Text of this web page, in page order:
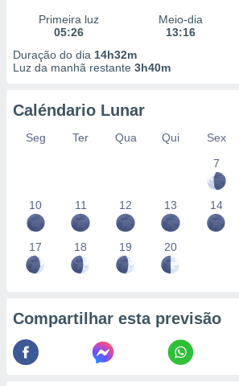
Primeira luz
05:26
Meio-dia
13:16
Duração do dia 14h32m
Luz da manhã restante 3h40m
Caléndario Lunar
Seg Ter Qua Qui Sex
7
10 11 12 13 14
17 18 19 20
Compartilhar esta previsão